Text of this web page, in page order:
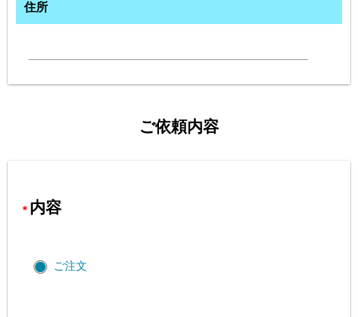
住所
ご依頼内容
＊ 内容
ご注文